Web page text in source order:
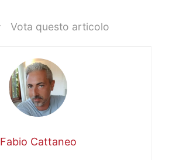
Vota questo articolo
Fabio Cattaneo